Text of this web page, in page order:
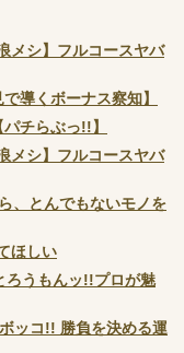
メシ】フルコースヤバ
導くボーナス察知】
チらぶっ!!】
メシ】フルコースヤバ
、とんでもないモノを
ほしい
ろうもんッ!!プロが魅
ッコ!! 勝負を決める運